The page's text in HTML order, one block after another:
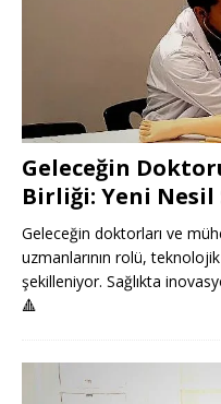
Geleceğin
Birliği: Yeni Nesil
Geleceğin doktorları ve
uzmanlarının rolü,
şekilleniyor. Sağlıkta
🔺